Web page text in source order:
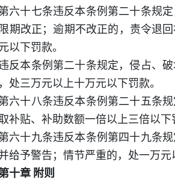
六十七条违反本条例第二十条规
期改正；逾期不改正的，责令退
以下罚款。
反本条例第二十条规定，侵占、
处三万元以上十万元以下罚款。
六十八条违反本条例第二十五条
补贴、补助数额一倍以上三倍以
六十九条违反本条例第四十九条
给予警告；情节严重的，处一万
十章 附则